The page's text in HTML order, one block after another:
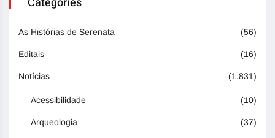
As Histórias de Serenata (56)
Editais (16)
Notícias (1.831)
Acessibilidade (10)
Arqueologia (37)